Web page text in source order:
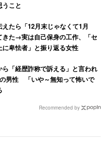
こと
たら「12月末じゃなくて1月
きた→実は自己保身の工作、「セ
に卑怯者」と振り返る女性
「経歴詐称で訴える」と言われ
男性 「いや～無知って怖いで
Recommended by